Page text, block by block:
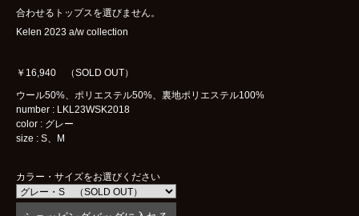
合わせるトップスを選びません。
Kelen 2023 a/w collection
￥16,940 （SOLD OUT）
ウール50%、ポリエステル50%、裏地ポリエステル100%
number : LKL23WSK2018
color : グレー
size : S、M
カラー・サイズをお選びください